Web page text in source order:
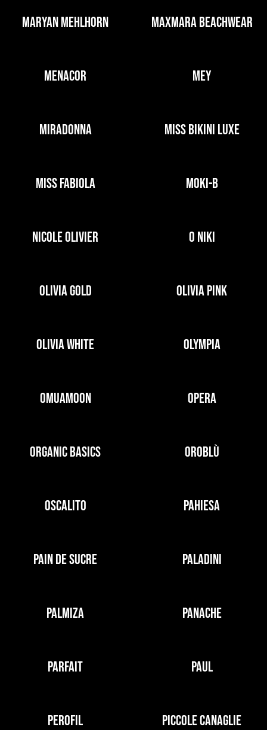
MARYAN MEHLHORN MAXMARA BEACHWEAR
MENACOR MEY
MIRADONNA MISS BIKINI LUXE
MISS FABIOLA MOKI-B
NICOLE OLIVIER O NIKI
OLIVIA GOLD OLIVIA PINK
OLIVIA WHITE OLYMPIA
OMUAMOON OPERA
ORGANIC BASICS OROBLÙ
OSCALITO PAHIESA
PAIN DE SUCRE PALADINI
PALMIZA PANACHE
PARFAIT PAUL
PEROFIL PICCOLE CANAGLIE